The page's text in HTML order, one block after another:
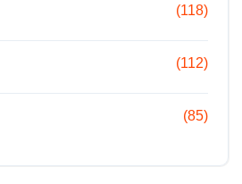
(118)
(112)
(85)